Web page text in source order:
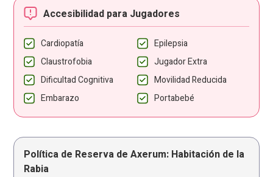
Accesibilidad para Jugadores
Cardiopatía
Epilepsia
Claustrofobia
Jugador Extra
Dificultad Cognitiva
Movilidad Reducida
Embarazo
Portabebé
Política de Reserva de Axerum: Habitación de la
Rabia